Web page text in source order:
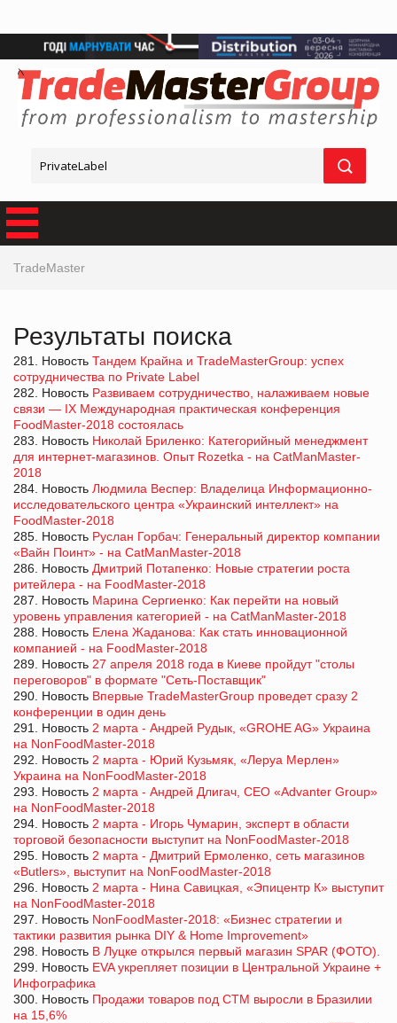
TradeMaster
Результаты поиска
281. Новость Тандем Крайна и TradeMasterGroup: успех
сотрудничества по Private Label
282. Новость Развиваем сотрудничество, налаживаем новые
связи — IX Международная практическая конференция
FoodMaster-2018 состоялась
283. Новость Николай Бриленко: Категорийный менеджмент
для интернет-магазинов. Опыт Rozetka - на CatManMaster-
2018
284. Новость Людмила Веспер: Владелица Информационно-
исследовательского центра «Украинский интеллект» на
FoodMaster-2018
285. Новость Руслан Горбач: Генеральный директор компании
«Вайн Поинт» - на CatManMaster-2018
286. Новость Дмитрий Потапенко: Новые стратегии роста
ритейлера - на FoodMaster-2018
287. Новость Марина Сергиенко: Как перейти на новый
уровень управления категорией - на CatManMaster-2018
288. Новость Елена Жаданова: Как стать инновационной
компанией - на FoodMaster-2018
289. Новость 27 апреля 2018 года в Киеве пройдут "столы
переговоров" в формате "Сеть-Поставщик"
290. Новость Впервые TradeMasterGroup проведет сразу 2
конференции в один день
291. Новость 2 марта - Андрей Рудык, «GROHE AG» Украина
на NonFoodMaster-2018
292. Новость 2 марта - Юрий Кузьмяк, «Леруа Мерлен»
Украина на NonFoodMaster-2018
293. Новость 2 марта - Андрей Длигач, CEO «Advanter Group»
на NonFoodMaster-2018
294. Новость 2 марта - Игорь Чумарин, эксперт в области
торговой безопасности выступит на NonFoodMaster-2018
295. Новость 2 марта - Дмитрий Ермоленко, сеть магазинов
«Butlers», выступит на NonFoodMaster-2018
296. Новость 2 марта - Нина Савицкая, «Эпицентр К» выступит
на NonFoodMaster-2018
297. Новость NonFoodMaster-2018: «Бизнес стратегии и
тактики развития рынка DIY & Home Improvement»
298. Новость В Луцке открылся первый магазин SPAR (ФОТО).
299. Новость EVA укрепляет позиции в Центральной Украине +
Инфографика
300. Новость Продажи товаров под СТМ выросли в Бразилии
на 15,6%